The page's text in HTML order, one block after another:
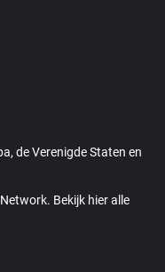
de Verenigde Staten en
Bekijk hier alle